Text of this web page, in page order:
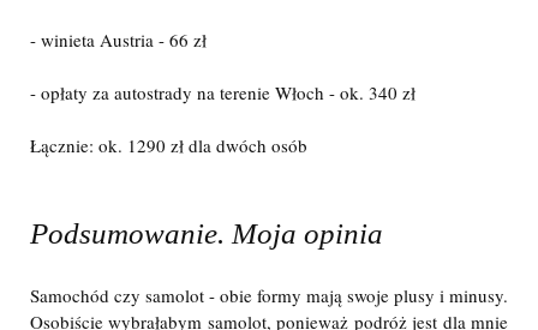
- winieta Austria - 66 zł
- opłaty za autostrady na terenie Włoch - ok. 340 zł
Łącznie: ok. 1290 zł dla dwóch osób
Podsumowanie. Moja opinia
Samochód czy samolot - obie formy mają swoje plusy i minusy.
Osobiście wybrałabym samolot, ponieważ podróż jest dla mnie